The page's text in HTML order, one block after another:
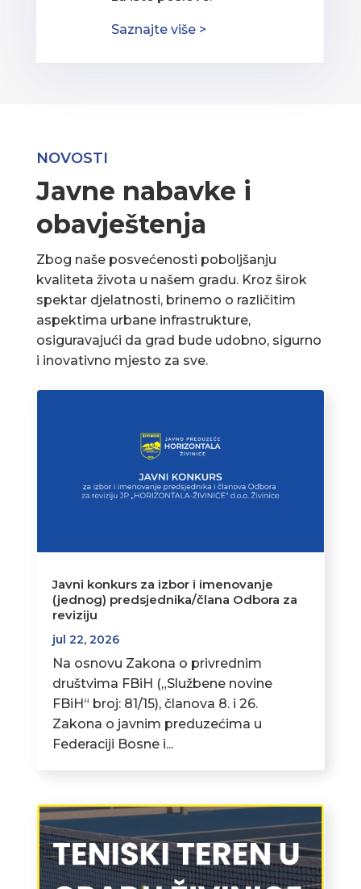
Saznajte više >
NOVOSTI
Javne nabavke i
obavještenja
Zbog naše posvećenosti poboljšanju
kvaliteta života u našem gradu. Kroz širok
spektar djelatnosti, brinemo o različitim
aspektima urbane infrastrukture,
osiguravajući da grad bude udobno, sigurno
i inovativno mjesto za sve.
Javni konkurs za izbor i imenovanje
(jednog) predsjednika/člana Odbora za
reviziju
jul 22, 2026
Na osnovu Zakona o privrednim
društvima FBiH („Službene novine
FBiH“ broj: 81/15), članova 8. i 26.
Zakona o javnim preduzećima u
Federaciji Bosne i...